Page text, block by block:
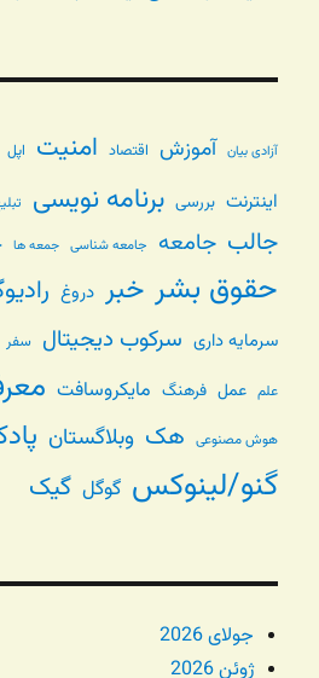
آزادی بیان آموزش اقتصاد امنیت اپل
اینترنت بررسی برنامه نویسی
جالب جامعه جامعه شناسی جمعه ها
حقوق بشر خبر دروغ
سرمایه داری سرکوب دیجیتال سفر
علم عمل فرهنگ مایکروسافت
هوش مصنوعی هک وبلاگستان
گنو/لینوکس گوگل گیک
جولای 2026
ژوئن 2026